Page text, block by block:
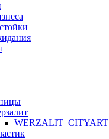
WERZALIT_CITYART